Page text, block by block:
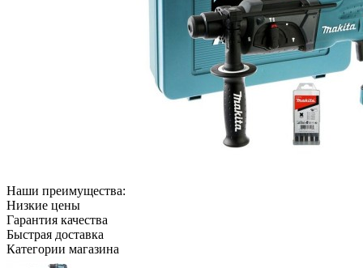
Наши преимущества:
Низкие цены
Гарантия качества
Быстрая доставка
Категории магазина